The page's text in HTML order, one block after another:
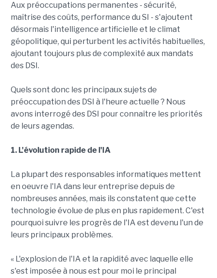
Aux préoccupations permanentes - sécurité,
maîtrise des coûts, performance du SI - s'ajoutent
désormais l'intelligence artificielle et le climat
géopolitique, qui perturbent les activités habituelles,
ajoutant toujours plus de complexité aux mandats
des DSI.
Quels sont donc les principaux sujets de
préoccupation des DSI à l'heure actuelle ? Nous
avons interrogé des DSI pour connaître les priorités
de leurs agendas.
1. L'évolution rapide de l'IA
La plupart des responsables informatiques mettent
en oeuvre l'IA dans leur entreprise depuis de
nombreuses années, mais ils constatent que cette
technologie évolue de plus en plus rapidement. C'est
pourquoi suivre les progrès de l'IA est devenu l'un de
leurs principaux problèmes.
« L'explosion de l'IA et la rapidité avec laquelle elle
s'est imposée à nous est pour moi le principal